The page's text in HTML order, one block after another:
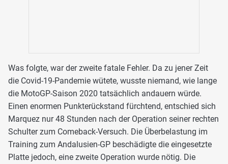
Was folgte, war der zweite fatale Fehler. Da zu jener Zeit
die Covid-19-Pandemie wütete, wusste niemand, wie lange
die MotoGP-Saison 2020 tatsächlich andauern würde.
Einen enormen Punkterückstand fürchtend, entschied sich
Marquez nur 48 Stunden nach der Operation seiner rechten
Schulter zum Comeback-Versuch. Die Überbelastung im
Training zum Andalusien-GP beschädigte die eingesetzte
Platte jedoch, eine zweite Operation wurde nötig. Die